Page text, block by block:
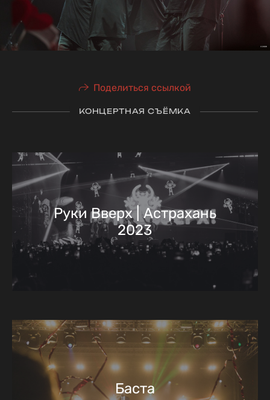
Поделиться ссылкой
КОНЦЕРТНАЯ СЪЁМКА
Руки Вверх | Астрахань
2023
Баста